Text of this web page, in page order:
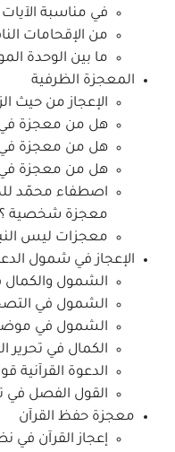
في مناسبة
من الإقحامات
ما بين الوحدة
المعجزة الظرفية
الإعجاز من حيث
هل من معجزة في
هل من معجزة في
هل من معجزة في
اصطفاء محمّد
معجزة شخصية ؟
معجزات ليس
الإعجاز في شمول
الشمول والكمال
الشمول في
الشمول في
الكمال في
الدعوة القرآنية
القول الفصل في
معجزة حفظ القرآن
إعجاز القرآن في